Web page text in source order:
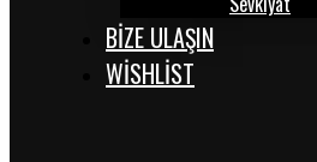
BİZE ULAŞIN
WISHLIST